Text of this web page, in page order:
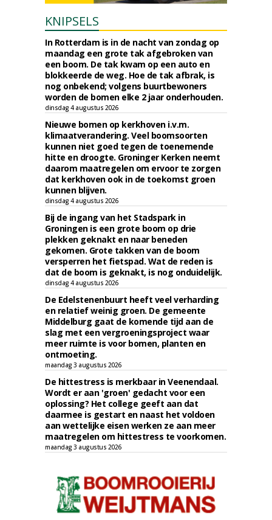
KNIPSELS
In Rotterdam is in de nacht van zondag op
maandag een grote tak afgebroken van
een boom. De tak kwam op een auto en
blokkeerde de weg. Hoe de tak afbrak, is
nog onbekend; volgens buurtbewoners
worden de bomen elke 2 jaar onderhouden.
dinsdag 4 augustus 2026
Nieuwe bomen op kerkhoven i.v.m.
klimaatverandering. Veel boomsoorten
kunnen niet goed tegen de toenemende
hitte en droogte. Groninger Kerken neemt
daarom maatregelen om ervoor te zorgen
dat kerkhoven ook in de toekomst groen
kunnen blijven.
dinsdag 4 augustus 2026
Bij de ingang van het Stadspark in
Groningen is een grote boom op drie
plekken geknakt en naar beneden
gekomen. Grote takken van de boom
versperren het fietspad. Wat de reden is
dat de boom is geknakt, is nog onduidelijk.
dinsdag 4 augustus 2026
De Edelstenenbuurt heeft veel verharding
en relatief weinig groen. De gemeente
Middelburg gaat de komende tijd aan de
slag met een vergroeningsproject waar
meer ruimte is voor bomen, planten en
ontmoeting.
maandag 3 augustus 2026
De hittestress is merkbaar in Veenendaal.
Wordt er aan 'groen' gedacht voor een
oplossing? Het college geeft aan dat
daarmee is gestart en naast het voldoen
aan wettelijke eisen werken ze aan meer
maatregelen om hittestress te voorkomen.
maandag 3 augustus 2026